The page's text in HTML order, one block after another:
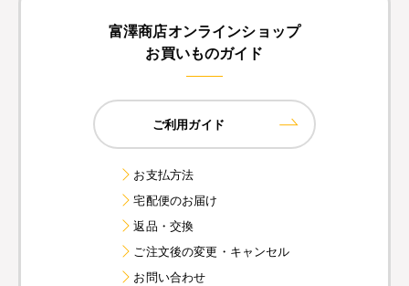
富澤商店オンラインショップ
お買いものガイド
ご利用ガイド
お支払方法
宅配便のお届け
返品・交換
ご注文後の変更・キャンセル
お問い合わせ